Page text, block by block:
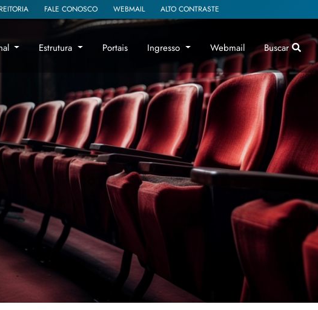
Estrutura Portais Ingresso Webmail Buscar
REITORIA FALE CONOSCO WEBMAIL ALTO CONTRASTE